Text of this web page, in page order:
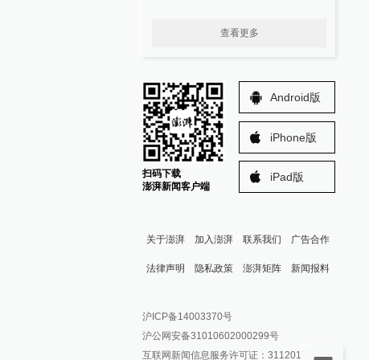
查看更多
扫码下载
澎湃新闻客户端
Android版
iPhone版
iPad版
关于澎湃 加入澎湃 联系我们 广告合作
法律声明 隐私政策 澎湃矩阵
澎湃新闻公众号
澎湃新闻抖音号
新闻报料
报料邮箱: news@thepaper.cn
沪ICP备14003370号
沪公网安备31010602000299号
互联网新闻信息服务许可证：31120170006